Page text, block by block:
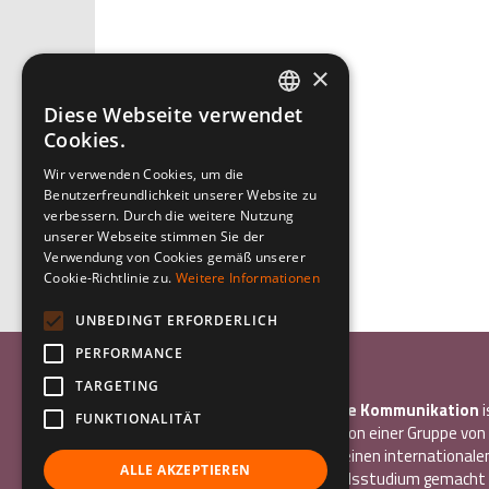
Associazione Inco
InCo – Verein für Interkulturelle Kommunikation
gemeinnütziger Verein, der 2004 von einer Gruppe
gegründet wurde, die alle bereits einen
Freiwilligendienst oder ein Auslandsstudium
ITALIAN
GERMAN
×
Diese Webseite verwendet
Cookies.
Wir verwenden Cookies, um die
Benutzerfreundlichkeit unserer Website zu
verbessern. Durch die weitere Nutzung
unserer Webseite stimmen Sie der
Verwendung von Cookies gemäß unserer
Cookie-Richtlinie zu. Weitere Informationen
UNBEDINGT ERFORDERLICH
PERFORMANCE
TARGETING
FUNKTIONALITÄT
ALLE AKZEPTIEREN